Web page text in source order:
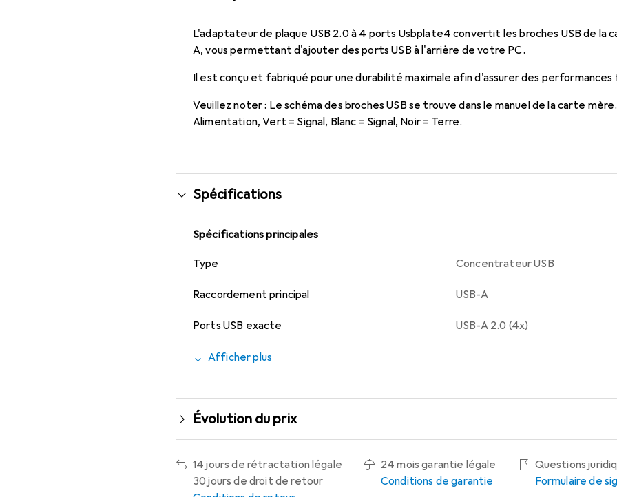
L'adaptateur de plaque USB 2.0 à 4 ports Usbplate4 convertit les broches USB de la
A, vous permettant d'ajouter des ports USB à l'arrière de votre PC.
Il est conçu et fabriqué pour une durabilité maximale afin d'assurer des performances
Veuillez noter : Le schéma des broches USB se trouve dans le manuel de la carte
Alimentation, Vert = Signal, Blanc = Signal, Noir = Terre.
Spécifications
Spécifications principales
Type Concentrateur USB
Raccordement principal USB-A
Ports USB exacte USB-A 2.0 (4x)
Afficher plus
Évolution du prix
14 jours de rétractation légale
30 jours de droit de retour
24 mois garantie légale
Conditions de garantie
Questions
Formulaire de